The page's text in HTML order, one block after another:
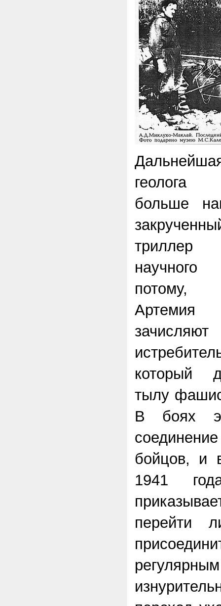
геолога
больше
триллер
научного
потому,
Артемия
который
тылу
В боях
бойцов, и
1941
перейти